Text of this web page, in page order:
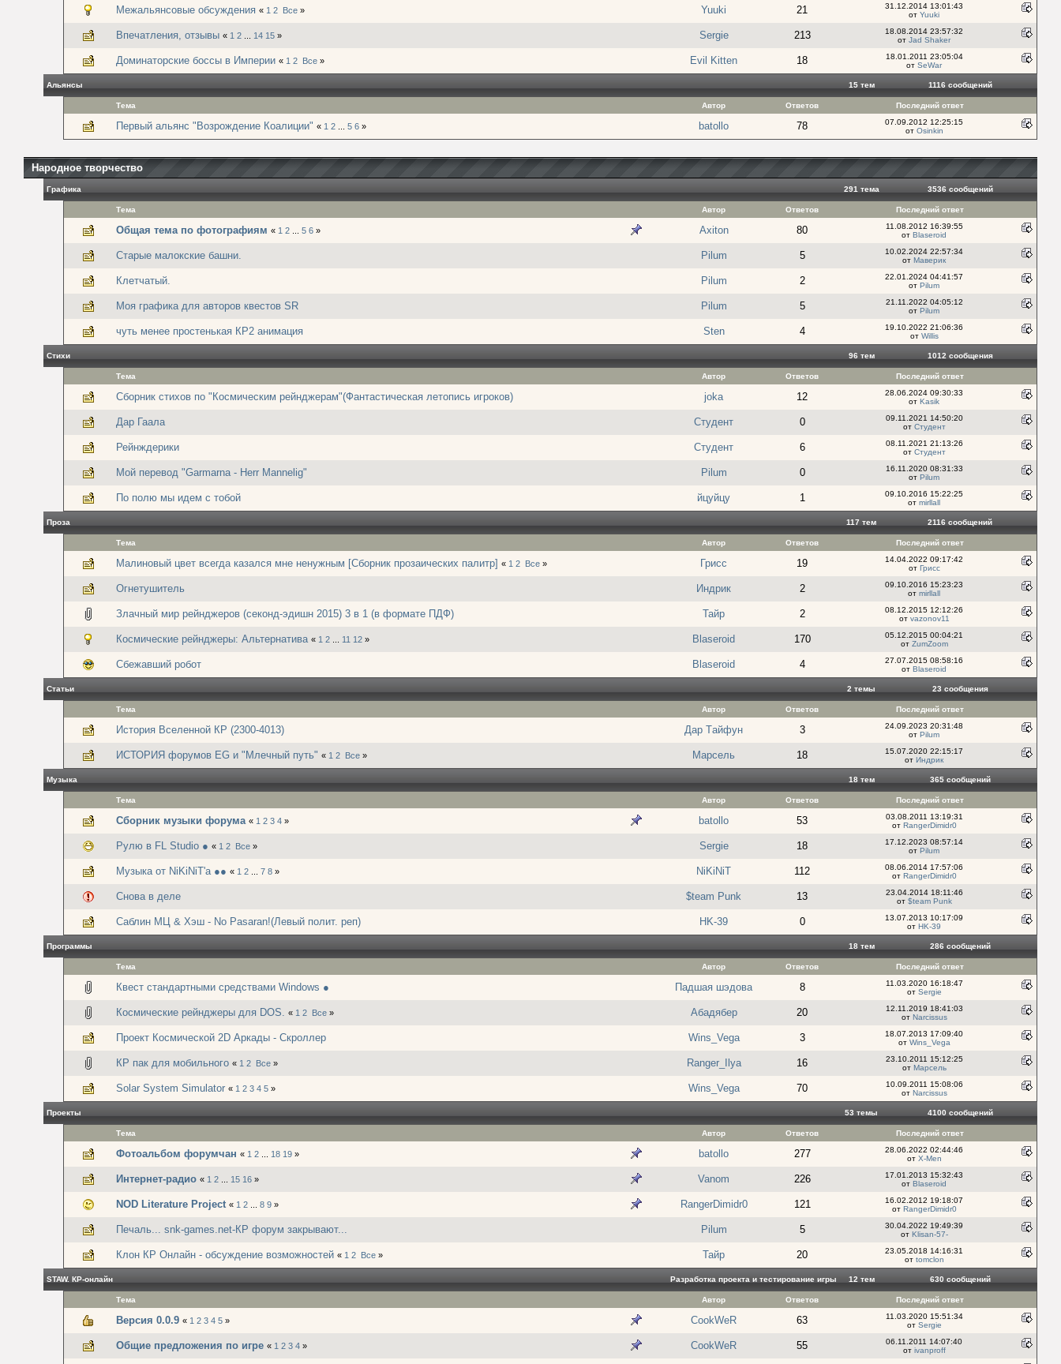
Межальянсовые обсуждения « 1 2 Все » Yuuki 21
31.12.2014 13:01:43
от Yuuki
Впечатления, отзывы « 1 2 14 15 » Sergie 213
18.08.2014 23:57:32
от Jad Shaker
Доминаторские боссы в Империи « 1 2 Все » Evil Kitten 18
18.01.2011 23:05:04
от SeWar
1116 cообщений
15 тем
Альянсы
Тема Автор Ответов Последний ответ
Первый альянс "Возрождение Коалиции" « 1 2 5 6 » batollo 78
07.09.2012 12:25:15
от Osinkin
Народное творчество
3536 cообщений
291 тема
Графика
Тема Автор Ответов Последний ответ
Общая тема по фотографиям « 1 2 5 6 » Axiton 80
11.08.2012 16:39:55
от Blaseroid
Старые малокские башни. Pilum 5
10.02.2024 22:57:34
от Маверик
Клетчатый. Pilum 2
22.01.2024 04:41:57
от Pilum
Моя графика для авторов квестов SR Pilum 5
21.11.2022 04:05:12
от Pilum
чуть менее простенькая КР2 анимация Sten 4
19.10.2022 21:06:36
от Willis
1012 cообщения
96 тем
Стихи
Тема Автор Ответов Последний ответ
Сборник стихов по "Космическим рейнджерам"(Фантастическая летопись игроков) joka 12
28.06.2024 09:30:33
от Kasik
Дар Гаала Студент 0
09.11.2021 14:50:20
от Студент
Рейнждерики Студент 6
08.11.2021 21:13:26
от Студент
Мой перевод "Garmarna - Herr Mannelig" Pilum 0
16.11.2020 08:31:33
от Pilum
По полю мы идем с тобой йцуйцу 1
09.10.2016 15:22:25
от mirllall
2116 cообщений
117 тем
Проза
Тема Автор Ответов Последний ответ
Малиновый цвет всегда казался мне ненужным [Сборник прозаических палитр] « 1 2 Все » Грисс 19
14.04.2022 09:17:42
от Грисс
Огнетушитель Индрик 2
09.10.2016 15:23:23
от mirllall
Злачный мир рейнджеров (секонд-эдишн 2015) 3 в 1 (в формате ПДФ) Тайр 2
08.12.2015 12:12:26
от vazonov11
Космические рейнджеры: Альтернатива « 1 2 11 12 » Blaseroid 170
05.12.2015 00:04:21
от ZumZoom
Сбежавший робот Blaseroid 4
27.07.2015 08:58:16
от Blaseroid
23 cообщения
2 темы
Статьи
Тема Автор Ответов Последний ответ
История Вселенной КР (2300-4013) Дар Tайфун 3
24.09.2023 20:31:48
от Pilum
ИСТОРИЯ форумов EG и "Млечный путь" « 1 2 Все » Марсель 18
15.07.2020 22:15:17
от Индрик
365 cообщений
18 тем
Музыка
Тема Автор Ответов Последний ответ
Сборник музыки форума « 1 2 3 4 » batollo 53
03.08.2011 13:19:31
от RangerDimidr0
Рулю в FL Studio ● « 1 2 Все » Sergie 18
17.12.2023 08:57:14
от Pilum
Музыка от NiKiNiT'а ●● « 1 2 7 8 » NiKiNiT 112
08.06.2014 17:57:06
от RangerDimidr0
Снова в деле $team Punk 13
23.04.2014 18:11:46
от $team Punk
Саблин МЦ & Хэш - No Pasaran!(Левый полит. реп) HK-39 0
13.07.2013 10:17:09
от HK-39
286 cообщений
18 тем
Программы
Тема Автор Ответов Последний ответ
Квест стандартными средствами Windows ● Падшая шэдова 8
11.03.2020 16:18:47
от Sergie
Космические рейнджеры для DOS. « 1 2 Все » Абадябер 20
12.11.2019 18:41:03
от Narcissus
Проект Космической 2D Аркады - Скроллер Wins_Vega 3
18.07.2013 17:09:40
от Wins_Vega
КР пак для мобильного « 1 2 Все » Ranger_Ilya 16
23.10.2011 15:12:25
от Марсель
Solar System Simulator « 1 2 3 4 5 » Wins_Vega 70
10.09.2011 15:08:06
от Narcissus
4100 cообщений
53 темы
Проекты
Тема Автор Ответов Последний ответ
Фотоальбом форумчан « 1 2 18 19 » batollo 277
28.06.2022 02:44:46
от X-Men
Интернет-радио « 1 2 15 16 » Vanom 226
17.01.2013 15:32:43
от Blaseroid
NOD Literature Project « 1 2 8 9 » RangerDimidr0 121
16.02.2012 19:18:07
от RangerDimidr0
Печаль... snk-games.net-КР форум закрывают... Pilum 5
30.04.2022 19:49:39
от Klisan-57-
Клон КР Онлайн - обсуждение возможностей « 1 2 Все » Тайр 20
23.05.2018 14:16:31
от tomclon
630 cообщений
12 тем
Разработка проекта и тестирование игры
STAW. КР-онлайн
Тема Автор Ответов Последний ответ
Версия 0.0.9 « 1 2 3 4 5 » CookWeR 63
11.03.2020 15:51:34
от Sergie
Общие предложения по игре « 1 2 3 4 » CookWeR 55
06.11.2011 14:07:40
от ivanproff